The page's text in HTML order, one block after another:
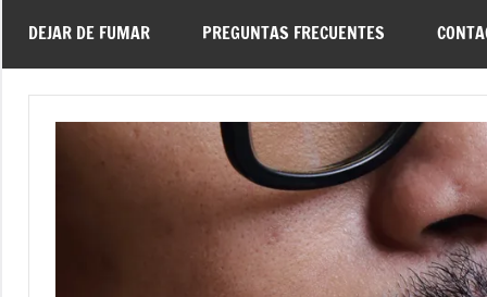
DEJAR DE FUMAR PREGUNTAS FRECUENTES